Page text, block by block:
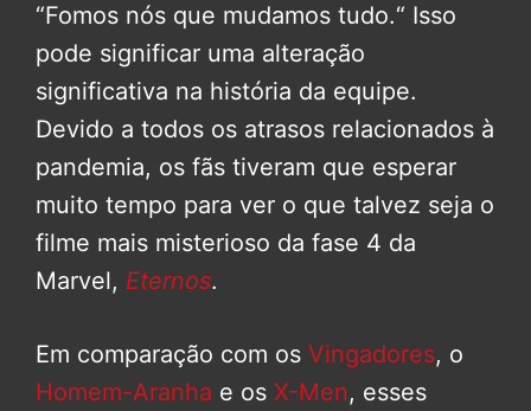
“Fomos nós que mudamos tudo.“ Isso
pode significar uma alteração
significativa na história da equipe.
Devido a todos os atrasos relacionados à
pandemia, os fãs tiveram que esperar
muito tempo para ver o que talvez seja o
filme mais misterioso da fase 4 da
Marvel, Eternos.
Em comparação com os Vingadores, o
Homem-Aranha e os X-Men, esses